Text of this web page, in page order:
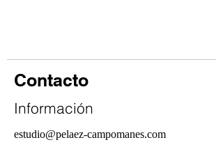
Contacto
Información
estudio@pelaez-campomanes.com